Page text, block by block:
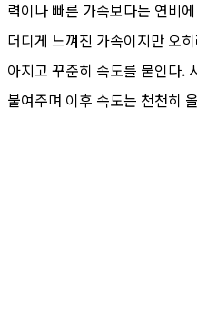
력이나 빠른 가속보다는 연비
더디게 느껴진 가속이지만 오
아지고 꾸준히 속도를 붙인다.
붙여주며 이후 속도는 천천히